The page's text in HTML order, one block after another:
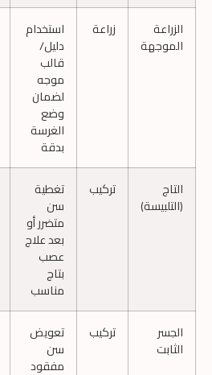
الزراعة
الموجهة
زراعة استخدام
دليل/
قالب
موجه
لضمان
وضع
الغرسة
بدقة
التاج
(التلبيسة)
تركيب تغطية
سن
متضرر أو
بعد علاج
عصب
بتاج
مناسب
الجسر
الثابت
تركيب تعويض
سن
مفقود